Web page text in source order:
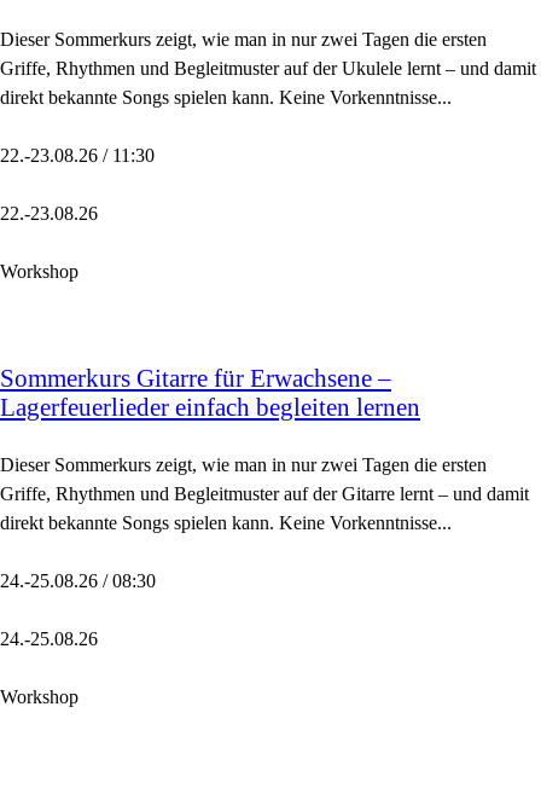
Dieser Sommerkurs zeigt, wie man in nur zwei Tagen die ersten
Griffe, Rhythmen und Begleitmuster auf der Ukulele lernt – und damit
direkt bekannte Songs spielen kann. Keine Vorkenntnisse...
22.-23.08.26 / 11:30
22.-23.08.26
Workshop
Sommerkurs Gitarre für Erwachsene –
Lagerfeuerlieder einfach begleiten lernen
Dieser Sommerkurs zeigt, wie man in nur zwei Tagen die ersten
Griffe, Rhythmen und Begleitmuster auf der Gitarre lernt – und damit
direkt bekannte Songs spielen kann. Keine Vorkenntnisse...
24.-25.08.26 / 08:30
24.-25.08.26
Workshop